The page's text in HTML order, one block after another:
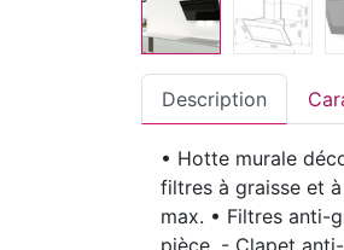
Description
• Hotte murale
filtres à graisse et
max. • Filtres anti-
pièce. - Clapet